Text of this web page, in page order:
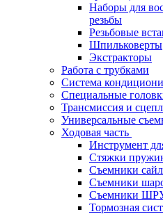
Наборы для
резьбы
Резьбовые
Шпильковерты
Экстракторы
Работа с трубками
Система
Специальные
Трансмиссия и
Универсальные
Ходовая часть
Инструмент
Стяжки
Съемники
Съемники
Съемники
Тормозная